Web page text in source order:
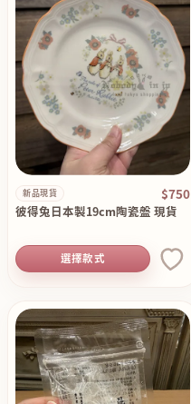
新品現貨 $750
彼得兔日本製19cm陶瓷盤 現貨
選擇款式